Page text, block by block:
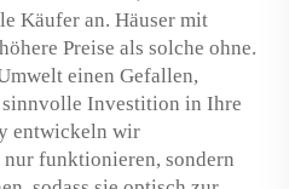
Käufer an. Häuser mit
Preise als solche ohne.
einen Gefallen,
sinnvolle Investition in Ihre
entwickeln wir
funktionieren, sondern